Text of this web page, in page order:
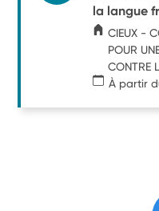
la langue
CIEUX -
POUR
CONTRE
À partir